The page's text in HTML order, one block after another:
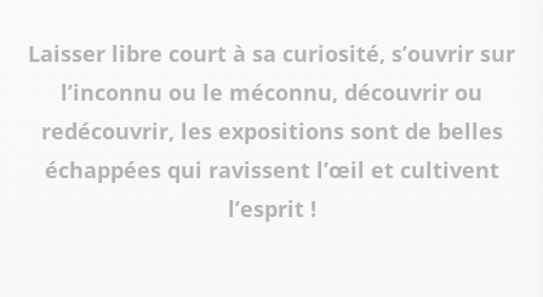
Laisser libre court à sa curiosité, s’ouvrir sur
l’inconnu ou le méconnu, découvrir ou
redécouvrir, les expositions sont de belles
échappées qui ravissent l’œil et cultivent
l’esprit !